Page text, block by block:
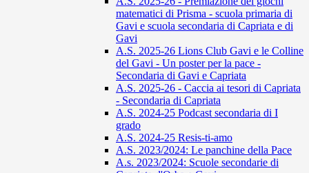
matematici di Prisma - scuola primaria di
Gavi e scuola secondaria di Capriata e di
Gavi
A.S. 2025-26 Lions Club Gavi e le Colline
del Gavi - Un poster per la pace -
Secondaria di Gavi e Capriata
A.S. 2025-26 - Caccia ai tesori di Capriata
- Secondaria di Capriata
A.S. 2024-25 Podcast secondaria di I
grado
A.S. 2024-25 Resis-ti-amo
A.S. 2023/2024: Le panchine della Pace
A.s. 2023/2024: Scuole secondarie di